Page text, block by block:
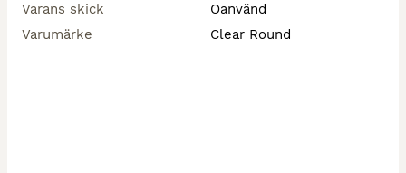
Varans skick
Oanvänd
Varumärke
Clear Round